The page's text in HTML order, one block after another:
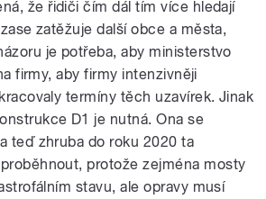
že řidiči čím dál tím více hledají
zatěžuje další obce a města,
je potřeba, aby ministerstvo
firmy, aby firmy intenzivněji
termíny těch uzavírek. Jinak
D1 je nutná. Ona se
teď zhruba do roku 2020 ta
protože zejména mosty
stavu, ale opravy musí